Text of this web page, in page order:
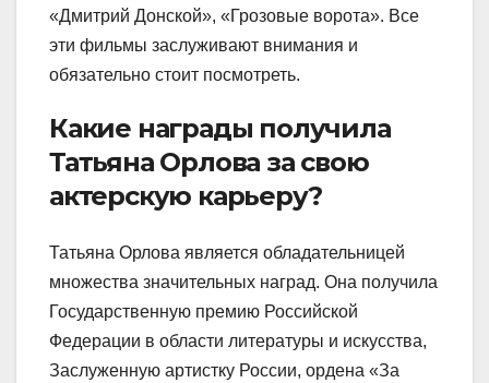
«Дмитрий Донской», «Грозовые ворота». Все
эти фильмы заслуживают внимания и
обязательно стоит посмотреть.
Какие награды получила
Татьяна Орлова за свою
актерскую карьеру?
Татьяна Орлова является обладательницей
множества значительных наград. Она получила
Государственную премию Российской
Федерации в области литературы и искусства,
Заслуженную артистку России, ордена «За